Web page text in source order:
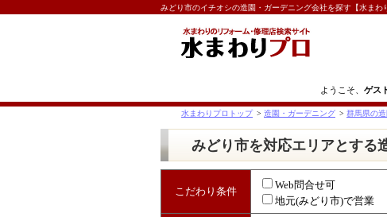
みどり市のイチオシの造園・ガーデニング会社を探す【水まわ
ようこそ、 ゲス
水まわりプロトップ > 造園・ガーデニング > 群馬県の
みどり市を対応エリアとする
こだわり条件
Web問合せ可
地元(みどり市)で営業